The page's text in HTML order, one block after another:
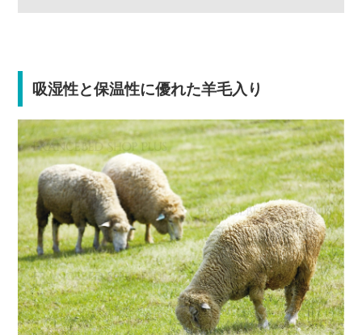
吸湿性と保温性に優れた羊毛入り